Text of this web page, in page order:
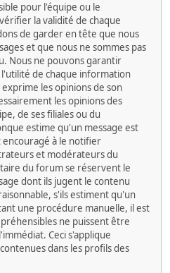
pour l'équipe ou le
la validité de chaque
de garder en tête que nous
et que nous ne sommes pas
Nous ne pouvons garantir
de chaque information
les opinions de son
les opinions des
de ses filiales ou du
estime qu'un message est
à le notifier
et modérateurs du
du forum se réservent le
dont ils jugent le contenu
s'ils estiment qu'un
une procédure manuelle, il est
ne puissent être
Ceci s'applique
dans les profils des